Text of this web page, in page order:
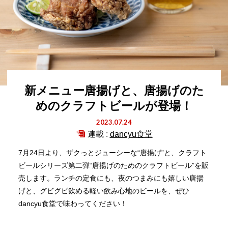
新メニュー唐揚げと、唐揚げのた
めのクラフトビールが登場！
2023.07.24
連載 : dancyu食堂
7月24日より、ザクっとジューシーな“唐揚げ”と、クラフト
ビールシリーズ第二弾“唐揚げのためのクラフトビール”を販
売します。ランチの定食にも、夜のつまみにも嬉しい唐揚
げと、グビグビ飲める軽い飲み心地のビールを、ぜひ
dancyu食堂で味わってください！